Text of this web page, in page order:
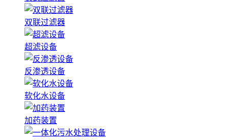
双联过滤器
超滤设备
反渗透设备
软化水设备
加药装置